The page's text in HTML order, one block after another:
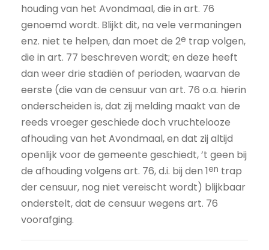
houding van het Avondmaal, die in art. 76
genoemd wordt. Blijkt dit, na vele vermaningen
enz. niet te helpen, dan moet de 2e trap volgen,
die in art. 77 beschreven wordt; en deze heeft
dan weer drie stadiën of perioden, waarvan de
eerste (die van de censuur van art. 76 o.a. hierin
onderscheiden is, dat zij melding maakt van de
reeds vroeger geschiede doch vruchtelooze
afhouding van het Avondmaal, en dat zij altijd
openlijk voor de gemeente geschiedt, ’t geen bij
de afhouding volgens art. 76, d.i. bij den 1en trap
der censuur, nog niet vereischt wordt) blijkbaar
onderstelt, dat de censuur wegens art. 76
voorafging.